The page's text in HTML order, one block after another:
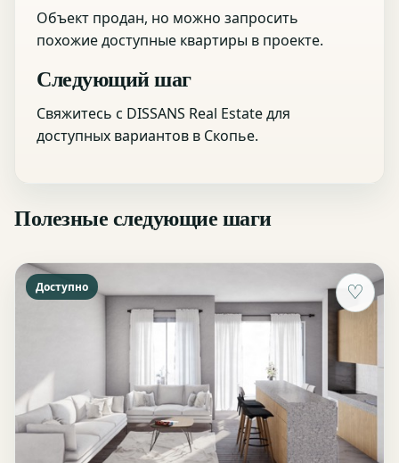
Объект продан, но можно запросить
похожие доступные квартиры в проекте.
Следующий шаг
Свяжитесь с DISSANS Real Estate для
доступных вариантов в Скопье.
Полезные следующие шаги
♡
Доступно